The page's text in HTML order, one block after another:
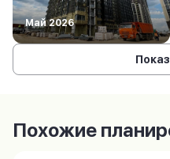
Май 2026
Похожие